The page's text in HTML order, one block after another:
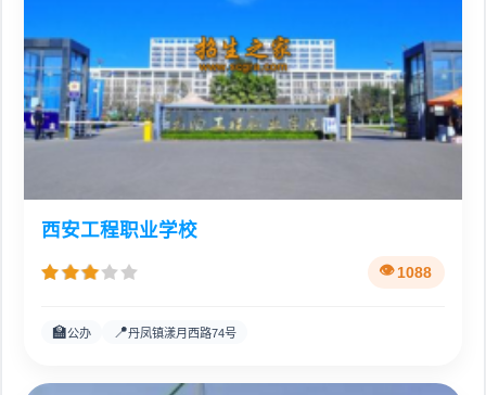
西安工程职业学校
1088
🏫公办 📍丹凤镇漾月西路74号